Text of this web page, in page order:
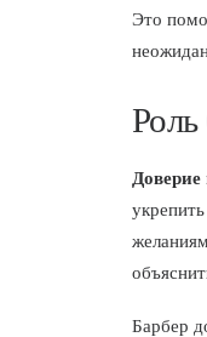
Это
Доверие
Барбер